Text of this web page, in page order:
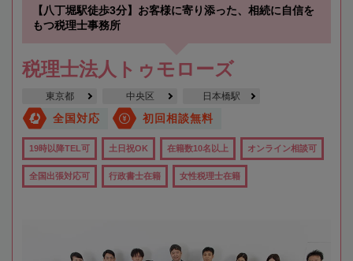
【八丁堀駅徒歩3分】お客様に寄り添った、相続に自信を
もつ税理士事務所
税理士法人トゥモローズ
東京都 中央区 日本橋駅
全国対応 初回相談無料
19時以降TEL可 土日祝OK 在籍数10名以上 オンライン相談可
全国出張対応可 行政書士在籍 女性税理士在籍